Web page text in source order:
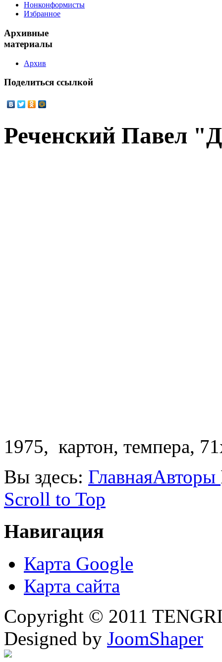
Нонконформисты
Избранное
Архивные
материалы
Архив
Поделиться ссылкой
Реченский Павел
1975, картон, темпера,
Вы здесь: ГлавнаяАвторы
Scroll to Top
Навигация
Карта Google
Карта сайта
Copyright © 2011
Designed by JoomShaper